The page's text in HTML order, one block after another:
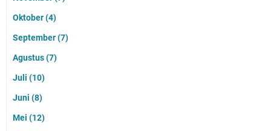
Oktober(4)
September(7)
Agustus(7)
Juli (10)
Juni (8)
Mei (12)